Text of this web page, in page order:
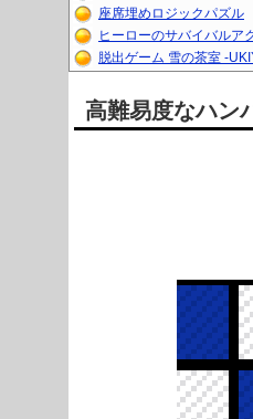
座席埋めロジックパズル
ヒーローのサバイバル
脱出ゲーム 雪の茶室 -
高難易度なハン